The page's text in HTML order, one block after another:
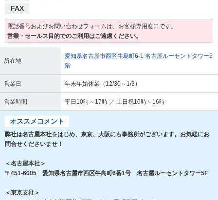
FAX
電話番号およびお問い合わせフォームは、お客様専用窓口です。
営業・セールス目的でのご利用はご遠慮ください。
所在地
愛知県名古屋市西区牛島町6-1 名古屋ルーセントタワー5
階
営業日 年末年始休業（12/30～1/3）
営業時間 平日10時～17時 ／ 土日祝10時～16時
オススメコメント
弊社は名古屋本社をはじめ、東京、大阪にも事務所がございます。お気軽にお
問合せくださいませ！
＜名古屋本社＞
〒451-6005 愛知県名古屋市西区牛島町6番1号 名古屋ルーセントタワー5F
＜東京支社＞